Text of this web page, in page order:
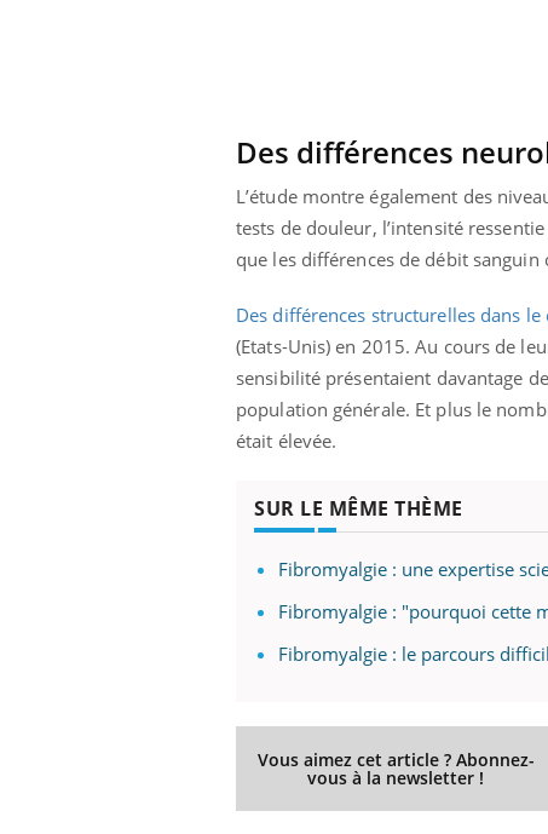
Des différences
L’étude montre également des
tests de douleur, l’intensité
que les différences de débit
Des différences structurelles dans le
(Etats-Unis) en 2015. Au cours de
sensibilité présentaient davantage
population générale. Et plus le
était élevée.
SUR LE MÊME THÈME
Fibromyalgie : une expertise
Fibromyalgie : "pourquoi cette
Fibromyalgie : le parcours
Vous aimez cet article ? Abonnez-
vous à la newsletter !
Insuline & Charge mentale : et si on
osait en parler??Youtube